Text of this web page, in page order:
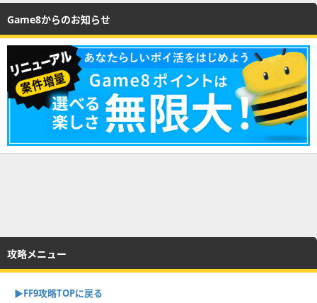
Game8からのお知らせ
攻略メニュー
▶︎FF9攻略TOPに戻る